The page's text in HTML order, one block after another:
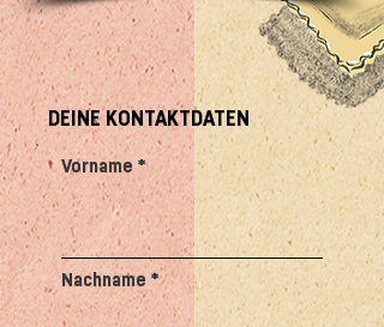
DEINE KONTAKTDATEN
Vorname
Nachname